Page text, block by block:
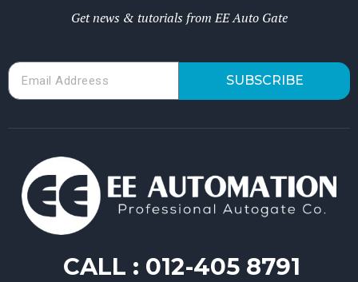
Get news & tutorials from EE Auto Gate
SUBSCRIBE
CALL : 012-405 8791